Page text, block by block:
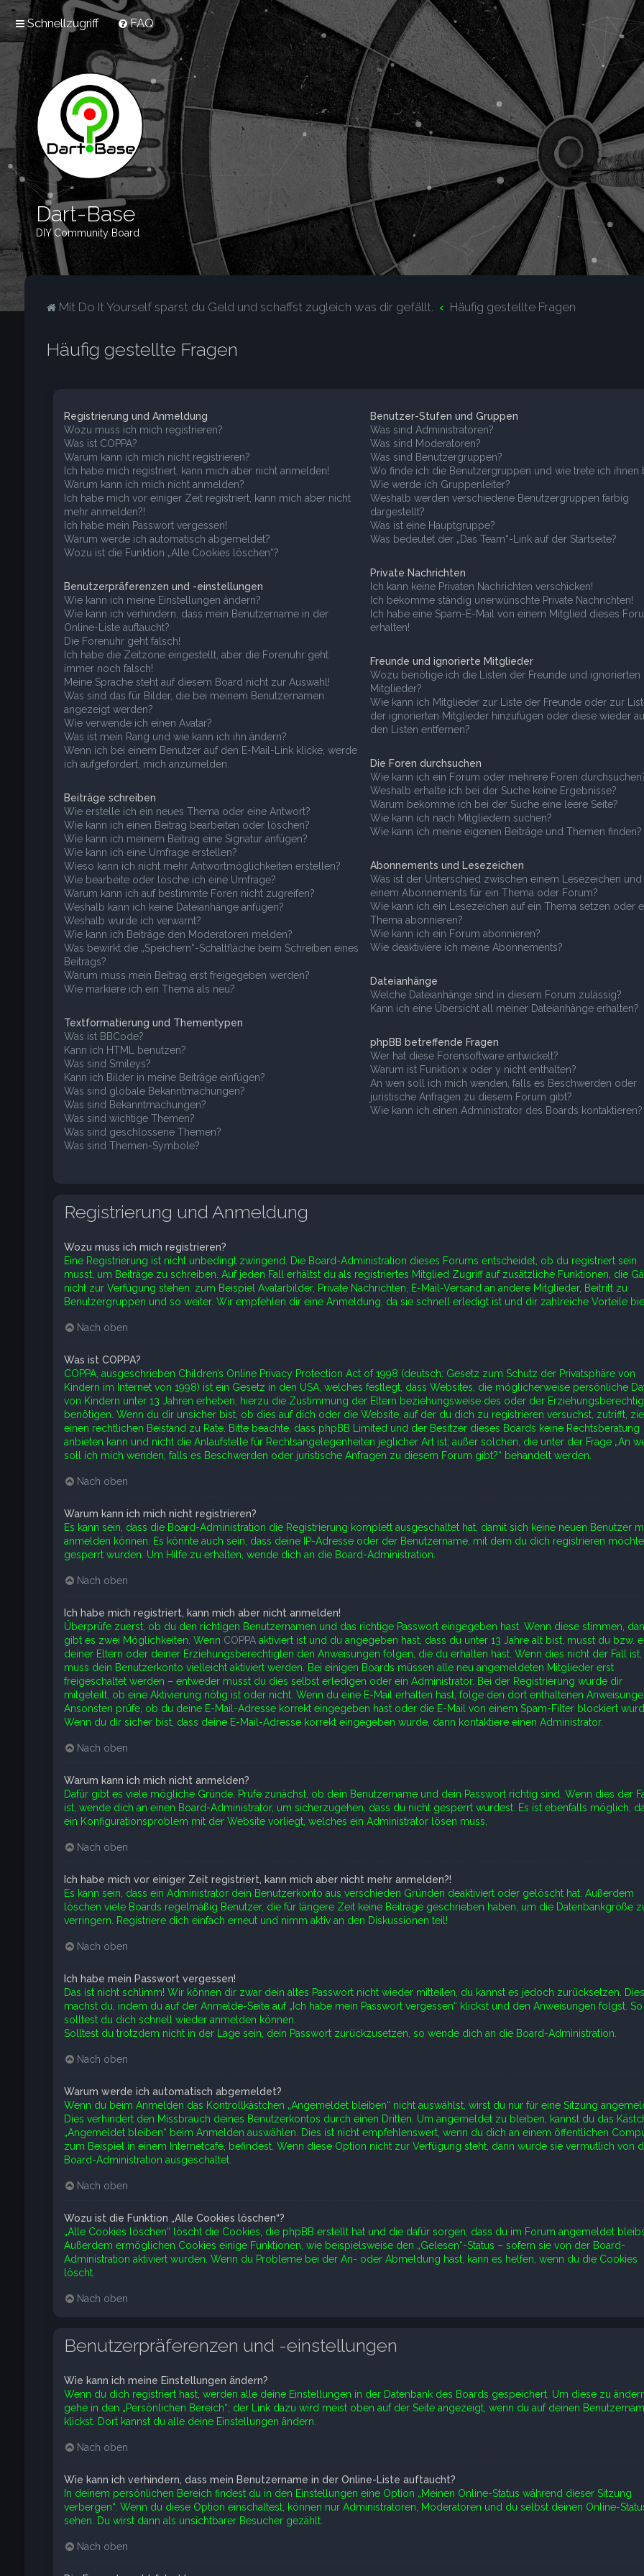
Schnellzugriff FAQ
Dart-Base
DIY Community Board
Mit Do It Yourself sparst du Geld und schaffst zugleich was dir gefällt. Häufig gestellte Fragen
Häufig gestellte Fragen
Registrierung und Anmeldung
Wozu muss ich mich registrieren?
Was ist COPPA?
Warum kann ich mich nicht registrieren?
Ich habe mich registriert, kann mich aber nicht anmelden!
Warum kann ich mich nicht anmelden?
Ich habe mich vor einiger Zeit registriert, kann mich aber nicht
mehr anmelden?!
Ich habe mein Passwort vergessen!
Warum werde ich automatisch abgemeldet?
Wozu ist die Funktion „Alle Cookies löschen“?
Benutzerpräferenzen und -einstellungen
Wie kann ich meine Einstellungen ändern?
Wie kann ich verhindern, dass mein Benutzername in der
Online-Liste auftaucht?
Die Forenuhr geht falsch!
Ich habe die Zeitzone eingestellt, aber die Forenuhr geht
immer noch falsch!
Meine Sprache steht auf diesem Board nicht zur Auswahl!
Was sind das für Bilder, die bei meinem Benutzernamen
angezeigt werden?
Wie verwende ich einen Avatar?
Was ist mein Rang und wie kann ich ihn ändern?
Wenn ich bei einem Benutzer auf den E-Mail-Link klicke, werde
ich aufgefordert, mich anzumelden.
Beiträge schreiben
Wie erstelle ich ein neues Thema oder eine Antwort?
Wie kann ich einen Beitrag bearbeiten oder löschen?
Wie kann ich meinem Beitrag eine Signatur anfügen?
Wie kann ich eine Umfrage erstellen?
Wieso kann ich nicht mehr Antwortmöglichkeiten erstellen?
Wie bearbeite oder lösche ich eine Umfrage?
Warum kann ich auf bestimmte Foren nicht zugreifen?
Weshalb kann ich keine Dateianhänge anfügen?
Weshalb wurde ich verwarnt?
Wie kann ich Beiträge den Moderatoren melden?
Was bewirkt die „Speichern“-Schaltfläche beim Schreiben eines
Beitrags?
Warum muss mein Beitrag erst freigegeben werden?
Wie markiere ich ein Thema als neu?
Textformatierung und Thementypen
Was ist BBCode?
Kann ich HTML benutzen?
Was sind Smileys?
Kann ich Bilder in meine Beiträge einfügen?
Was sind globale Bekanntmachungen?
Was sind Bekanntmachungen?
Was sind wichtige Themen?
Was sind geschlossene Themen?
Was sind Themen-Symbole?
Benutzer-Stufen und Gruppen
Was sind Administratoren?
Was sind Moderatoren?
Was sind Benutzergruppen?
Wo finde ich die Benutzergruppen und wie trete ich ihnen
Wie werde ich Gruppenleiter?
Weshalb werden verschiedene Benutzergruppen farbig
dargestellt?
Was ist eine Hauptgruppe?
Was bedeutet der „Das Team“-Link auf der Startseite?
Private Nachrichten
Ich kann keine Privaten Nachrichten verschicken!
Ich bekomme ständig unerwünschte Private Nachrichten!
Ich habe eine Spam-E-Mail von einem Mitglied dieses
erhalten!
Freunde und ignorierte Mitglieder
Wozu benötige ich die Listen der Freunde und ignorierten
Mitglieder?
Wie kann ich Mitglieder zur Liste der Freunde oder zur
der ignorierten Mitglieder hinzufügen oder diese wieder
den Listen entfernen?
Die Foren durchsuchen
Wie kann ich ein Forum oder mehrere Foren
Weshalb erhalte ich bei der Suche keine Ergebnisse?
Warum bekomme ich bei der Suche eine leere Seite?
Wie kann ich nach Mitgliedern suchen?
Wie kann ich meine eigenen Beiträge und Themen finden?
Abonnements und Lesezeichen
Was ist der Unterschied zwischen einem Lesezeichen und
einem Abonnements für ein Thema oder Forum?
Wie kann ich ein Lesezeichen auf ein Thema setzen oder
Thema abonnieren?
Wie kann ich ein Forum abonnieren?
Wie deaktiviere ich meine Abonnements?
Dateianhänge
Welche Dateianhänge sind in diesem Forum zulässig?
Kann ich eine Übersicht all meiner Dateianhänge erhalten?
phpBB betreffende Fragen
Wer hat diese Forensoftware entwickelt?
Warum ist Funktion x oder y nicht enthalten?
An wen soll ich mich wenden, falls es Beschwerden oder
juristische Anfragen zu diesem Forum gibt?
Wie kann ich einen Administrator des Boards kontaktieren?
Registrierung und Anmeldung
Wozu muss ich mich registrieren?
Eine Registrierung ist nicht unbedingt zwingend. Die Board-Administration dieses Forums entscheidet, ob du registriert sein
musst, um Beiträge zu schreiben. Auf jeden Fall erhältst du als registriertes Mitglied Zugriff auf zusätzliche Funktionen, die
nicht zur Verfügung stehen: zum Beispiel Avatarbilder, Private Nachrichten, E-Mail-Versand an andere Mitglieder, Beitritt zu
Benutzergruppen und so weiter. Wir empfehlen dir eine Anmeldung, da sie schnell erledigt ist und dir zahlreiche Vorteile
Nach oben
Was ist COPPA?
COPPA, ausgeschrieben Children’s Online Privacy Protection Act of 1998 (deutsch: Gesetz zum Schutz der Privatsphäre von
Kindern im Internet von 1998) ist ein Gesetz in den USA, welches festlegt, dass Websites, die möglicherweise persönliche
von Kindern unter 13 Jahren erheben, hierzu die Zustimmung der Eltern beziehungsweise des oder der
benötigen. Wenn du dir unsicher bist, ob dies auf dich oder die Website, auf der du dich zu registrieren versuchst, zutrifft,
einen rechtlichen Beistand zu Rate. Bitte beachte, dass phpBB Limited und der Besitzer dieses Boards keine Rechtsberatung
anbieten kann und nicht die Anlaufstelle für Rechtsangelegenheiten jeglicher Art ist; außer solchen, die unter der Frage „An
soll ich mich wenden, falls es Beschwerden oder juristische Anfragen zu diesem Forum gibt?“ behandelt werden.
Nach oben
Warum kann ich mich nicht registrieren?
Es kann sein, dass die Board-Administration die Registrierung komplett ausgeschaltet hat, damit sich keine neuen Benutzer
anmelden können. Es könnte auch sein, dass deine IP-Adresse oder der Benutzername, mit dem du dich registrieren
gesperrt wurden. Um Hilfe zu erhalten, wende dich an die Board-Administration.
Nach oben
Ich habe mich registriert, kann mich aber nicht anmelden!
Überprüfe zuerst, ob du den richtigen Benutzernamen und das richtige Passwort eingegeben hast. Wenn diese stimmen,
gibt es zwei Möglichkeiten. Wenn COPPAaktiviert ist und du angegeben hast, dass du unter 13 Jahre alt bist, musst du bzw.
deiner Eltern oder deiner Erziehungsberechtigten den Anweisungen folgen, die du erhalten hast. Wenn dies nicht der Fall ist,
muss dein Benutzerkonto vielleicht aktiviert werden. Bei einigen Boards müssen alle neu angemeldeten Mitglieder erst
freigeschaltet werden – entweder musst du dies selbst erledigen oder ein Administrator. Bei der Registrierung wurde dir
mitgeteilt, ob eine Aktivierung nötig ist oder nicht. Wenn du eine E-Mail erhalten hast, folge den dort enthaltenen
Ansonsten prüfe, ob du deine E-Mail-Adresse korrekt eingegeben hast oder die E-Mail von einem Spam-Filter blockiert
Wenn du dir sicher bist, dass deine E-Mail-Adresse korrekt eingegeben wurde, dann kontaktiere einen Administrator.
Nach oben
Warum kann ich mich nicht anmelden?
Dafür gibt es viele mögliche Gründe. Prüfe zunächst, ob dein Benutzername und dein Passwort richtig sind. Wenn dies der
ist, wende dich an einen Board-Administrator, um sicherzugehen, dass du nicht gesperrt wurdest. Es ist ebenfalls möglich,
ein Konfigurationsproblem mit der Website vorliegt, welches ein Administrator lösen muss.
Nach oben
Ich habe mich vor einiger Zeit registriert, kann mich aber nicht mehr anmelden?!
Es kann sein, dass ein Administrator dein Benutzerkonto aus verschieden Gründen deaktiviert oder gelöscht hat. Außerdem
löschen viele Boards regelmäßig Benutzer, die für längere Zeit keine Beiträge geschrieben haben, um die Datenbankgröße
verringern. Registriere dich einfach erneut und nimm aktiv an den Diskussionen teil!
Nach oben
Ich habe mein Passwort vergessen!
Das ist nicht schlimm! Wir können dir zwar dein altes Passwort nicht wieder mitteilen, du kannst es jedoch zurücksetzen. Dies
machst du, indem du auf der Anmelde-Seite auf „Ich habe mein Passwort vergessen“ klickst und den Anweisungen folgst. So
solltest du dich schnell wieder anmelden können.
Solltest du trotzdem nicht in der Lage sein, dein Passwort zurückzusetzen, so wende dich an die Board-Administration.
Nach oben
Warum werde ich automatisch abgemeldet?
Wenn du beim Anmelden das Kontrollkästchen „Angemeldet bleiben“ nicht auswählst, wirst du nur für eine Sitzung
Dies verhindert den Missbrauch deines Benutzerkontos durch einen Dritten. Um angemeldet zu bleiben, kannst du das
„Angemeldet bleiben“ beim Anmelden auswählen. Dies ist nicht empfehlenswert, wenn du dich an einem öffentlichen
zum Beispiel in einem Internetcafé, befindest. Wenn diese Option nicht zur Verfügung steht, dann wurde sie vermutlich von
Board-Administration ausgeschaltet.
Nach oben
Wozu ist die Funktion „Alle Cookies löschen“?
„Alle Cookies löschen“ löscht die Cookies, die phpBB erstellt hat und die dafür sorgen, dass du im Forum angemeldet
Außerdem ermöglichen Cookies einige Funktionen, wie beispielsweise den „Gelesen“-Status – sofern sie von der Board-
Administration aktiviert wurden. Wenn du Probleme bei der An- oder Abmeldung hast, kann es helfen, wenn du die Cookies
löscht.
Nach oben
Benutzerpräferenzen und -einstellungen
Wie kann ich meine Einstellungen ändern?
Wenn du dich registriert hast, werden alle deine Einstellungen in der Datenbank des Boards gespeichert. Um diese zu
gehe in den „Persönlichen Bereich“; der Link dazu wird meist oben auf der Seite angezeigt, wenn du auf deinen
klickst. Dort kannst du alle deine Einstellungen ändern.
Nach oben
Wie kann ich verhindern, dass mein Benutzername in der Online-Liste auftaucht?
In deinem persönlichen Bereich findest du in den Einstellungen eine Option „Meinen Online-Status während dieser Sitzung
verbergen“. Wenn du diese Option einschaltest, können nur Administratoren, Moderatoren und du selbst deinen Online-
sehen. Du wirst dann als unsichtbarer Besucher gezählt.
Nach oben